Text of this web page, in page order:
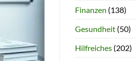
Finanzen (138)
Gesundheit(50)
Hilfreiches(202)